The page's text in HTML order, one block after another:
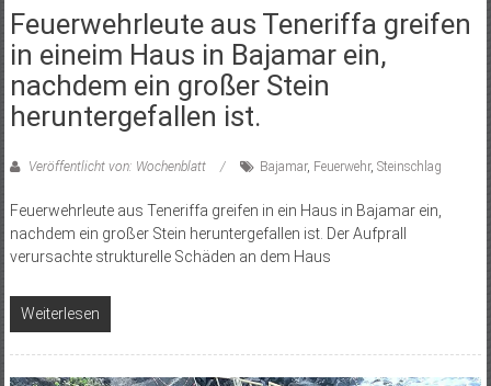
Feuerwehrleute aus Teneriffa greifen
in eineim Haus in Bajamar ein,
nachdem ein großer Stein
heruntergefallen ist.
Veröffentlicht von: Wochenblatt Bajamar, Feuerwehr, Steinschlag
Feuerwehrleute aus Teneriffa greifen in ein Haus in Bajamar ein,
nachdem ein großer Stein heruntergefallen ist. Der Aufprall
verursachte strukturelle Schäden an dem Haus
Weiterlesen